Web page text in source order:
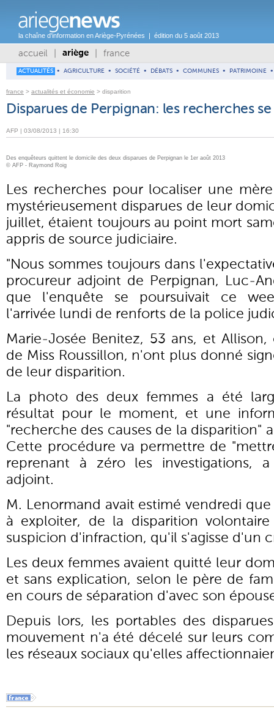
la chaîne d'information en Ariège-Pyrénées | édition du 5 août 2013
accueil ariège france
ACTUALITÉS • AGRICULTURE • SOCIÉTÉ • DÉBATS • COMMUNES • PATRIMOINE •
france > actualités et économie > disparition
Disparues de Perpignan: les recherches
AFP | 03/08/2013 | 16:30
Des enquêteurs quittent le domicile des deux disparues de Perpignan le 1er août 2013
© AFP - Raymond Roig
Les recherches pour localiser une
mystérieusement disparues de leur
juillet, étaient toujours au point mort
appris de source judiciaire.
"Nous sommes toujours dans
procureur adjoint de Perpignan, Luc-
que l'enquête se poursuivait ce
l'arrivée lundi de renforts de la police
Marie-Josée Benitez, 53 ans, et
de Miss Roussillon, n'ont plus donné
de leur disparition.
La photo des deux femmes a été
résultat pour le moment, et une
"recherche des causes de la disparition"
Cette procédure va permettre de
reprenant à zéro les investigations,
adjoint.
M. Lenormand avait estimé vendredi
à exploiter, de la disparition
suspicion d'infraction, qu'il s'agisse d'un
Les deux femmes avaient quitté leur
et sans explication, selon le père de
en cours de séparation d'avec son
Depuis lors, les portables des
mouvement n'a été décelé sur leurs
les réseaux sociaux qu'elles